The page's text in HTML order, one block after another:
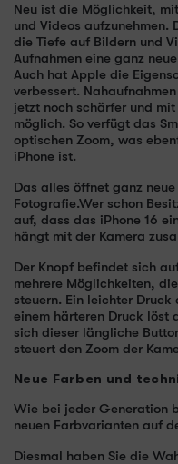
Neu ist die Möglichkeit,
und Videos aufzunehmen.
die Tiefe auf Bildern und
Aufnahmen eine ganz
Auch hat Apple die
verbessert.
jetzt noch schärfer und
möglich. So verfügt das
optischen Zoom, was
iPhone ist.
Das alles öffnet ganz
Fotografie.Wer schon
auf, dass das iPhone 16
hängt mit der Kamera
Der Knopf befindet sich
mehrere Möglichkeiten,
steuern. Ein leichter
einem härteren Druck löst
sich dieser längliche
steuert den Zoom der
Neue Farben und
Wie bei jeder Generation
neuen Farbvarianten auf
Diesmal haben Sie die